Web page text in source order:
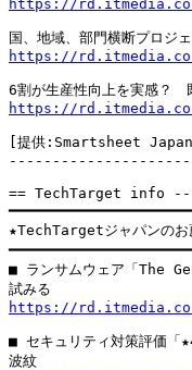
https://
https://
https://
[提供:Smartsheet Japan
== TechTarget
★TechTargetジャパンのお
■ ランサムウェア「The
https://
■ セキュリティ対策評価「